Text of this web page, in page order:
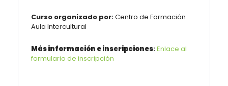
Curso organizado por:Centro de Formación
Aula Intercultural
Más información e inscripciones:Enlace al
formulario de inscripción